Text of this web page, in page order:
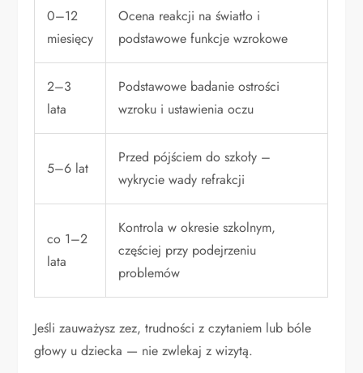
0–12
miesięcy
Ocena reakcji na światło i
podstawowe funkcje wzrokowe
2–3
lata
Podstawowe badanie ostrości
wzroku i ustawienia oczu
5–6 lat
Przed pójściem do szkoły –
wykrycie wady refrakcji
co 1–2
lata
Kontrola w okresie szkolnym,
częściej przy podejrzeniu
problemów
Jeśli zauważysz zez, trudności z czytaniem lub bóle
głowy u dziecka — nie zwlekaj z wizytą.